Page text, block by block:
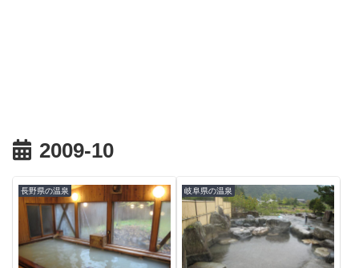
2009-10
長野県の温泉 岐阜県の温泉